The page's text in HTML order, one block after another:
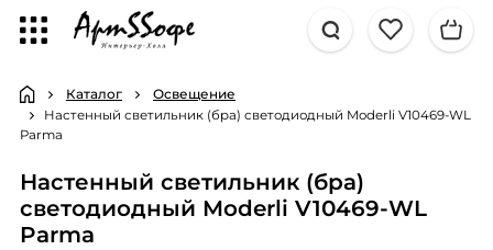
Каталог Освещение
Настенный светильник (бра) светодиодный Moderli V10469-WL
Parma
Настенный светильник (бра)
светодиодный Moderli V10469-WL
Parma